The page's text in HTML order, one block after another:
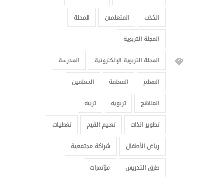
الكذب
المتعلمين
المجلة
المجلة التربوية
المجلة التربوية الإلكترونية
المدرسة
المعلم
المعلمة
المعلمين
المناهج
تربوية
تربية
تطوير الذات
تعليم القيم
تغطيات
رياض الأطفال
شراكة مجتمعية
طرق التدريس
مؤتمرات